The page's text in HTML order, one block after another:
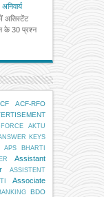
में असिस्टेंट
के 30 प्रश्न
ACF-RFO
AKTU
KEYS
APS BHARTI
Assistant
ASSISTENT
Associate
BDO